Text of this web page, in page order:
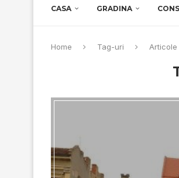
CASA GRADINA
Home Tag-uri